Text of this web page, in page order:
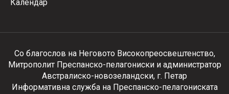
Календар
Со благослов на Неговото Високопреосвештенство,
Митрополит Преспанско-пелагониски и администратор
Австралиско-новозеландски, г. Петар
Информативна служба на Преспанско-пелагониската